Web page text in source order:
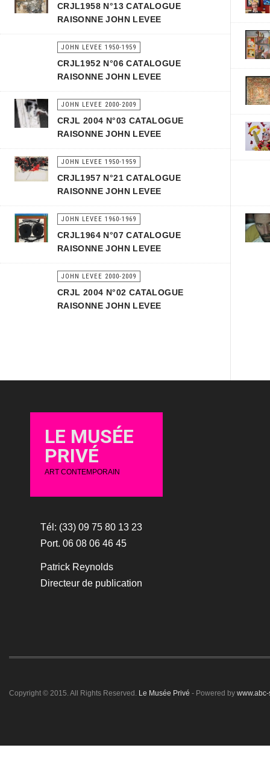
CRJL1958 N°13 CATALOGUE
RAISONNE JOHN LEVEE
JOHN LEVEE 1950-1959
CRJL1952 N°06 CATALOGUE
RAISONNE JOHN LEVEE
JOHN LEVEE 2000-2009
CRJL 2004 N°03 CATALOGUE
RAISONNE JOHN LEVEE
JOHN LEVEE 1950-1959
CRJL1957 N°21 CATALOGUE
RAISONNE JOHN LEVEE
JOHN LEVEE 1960-1969
CRJL1964 N°07 CATALOGUE
RAISONNE JOHN LEVEE
JOHN LEVEE 2000-2009
CRJL 2004 N°02 CATALOGUE
RAISONNE JOHN LEVEE
LE MUSÉE
PRIVÉ
ART CONTEMPORAIN
Tél: (33) 09 75 80 13 23
Port. 06 08 06 46 45
Patrick Reynolds
Directeur de publication
Copyright © 2015. All Rights Reserved. Le Musée Privé - Powered by